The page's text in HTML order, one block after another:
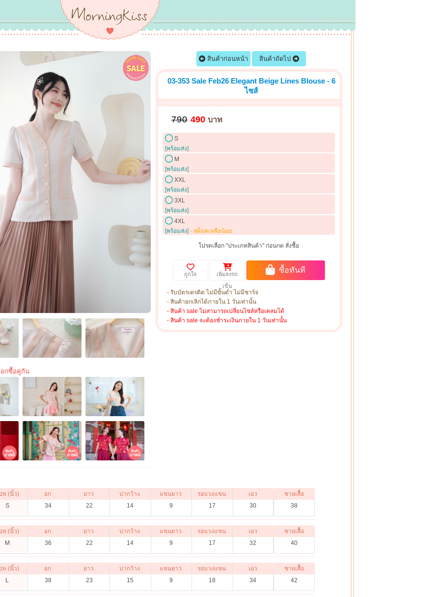
อกซื้อคู่กัน
สินค้าก่อนหน้า สินค้าถัดไป
03-353 Sale Feb26 Elegant Beige Lines Blouse - 6
ไซส์
790 490 บาท
S
[พร้อมส่ง]
M
[พร้อมส่ง]
XXL
[พร้อมส่ง]
3XL
[พร้อมส่ง]
4XL
[พร้อมส่ง] - สต็อคเหลือน้อย
โปรดเลือก "ประเภทสินค้า" ก่อนกด สั่งซื้อ
ถูกใจ
เพิ่มลงรถ
เข็น
ซื้อทันที
- รับบัตรเครดิต ไม่มีขั้นต่ำ ไม่มีชาร์จ
- สินค้ายกเลิกได้ภายใน 1 วันเท่านั้น
- สินค้า sale ไม่สามารถเปลี่ยนไซส์หรือเคลมได้
- สินค้า sale จะต้องชำระเงินภายใน 1 วันเท่านั้น
(นิ้ว)
S
อก
34
ยาว
22
บ่ากว้าง
14
แขนยาว
9
รอบวงแขน
17
เอว
30
ชายเสื้อ
38
(นิ้ว)
M
อก
36
ยาว
22
บ่ากว้าง
14
แขนยาว
9
รอบวงแขน
17
เอว
32
ชายเสื้อ
40
(นิ้ว)
L
อก
38
ยาว
23
บ่ากว้าง
15
แขนยาว
9
รอบวงแขน
18
เอว
34
ชายเสื้อ
42